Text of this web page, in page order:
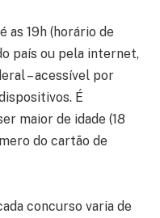
as 19h (horário de
país ou pela internet,
– acessível por
É
maior de idade (18
do cartão de
concurso varia de